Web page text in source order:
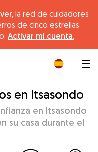
la red de cuidadores
de cinco estrellas
Activar mi cuenta.
en Itsasondo
en Itsasondo
su casa durante el